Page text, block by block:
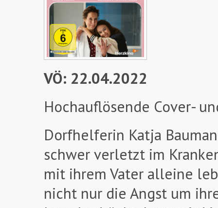
VÖ: 22.04.2022
Hochauflösende Cover-
Dorfhelferin Katja
schwer verletzt im
mit ihrem Vater alleine
nicht nur die Angst um